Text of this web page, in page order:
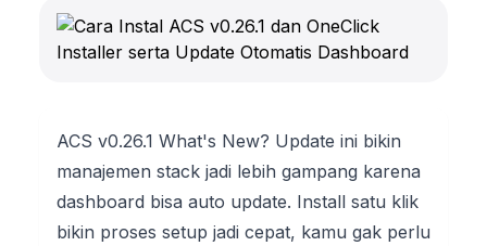
ACS v0.26.1 What's New? Update ini bikin
manajemen stack jadi lebih gampang karena
dashboard bisa auto update. Install satu klik
bikin proses setup jadi cepat, kamu gak perlu